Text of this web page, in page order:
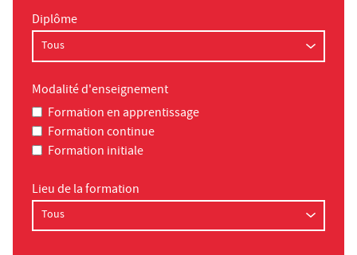
Diplôme
Modalité d'enseignement
Formation en apprentissage
Formation continue
Formation initiale
Lieu de la formation